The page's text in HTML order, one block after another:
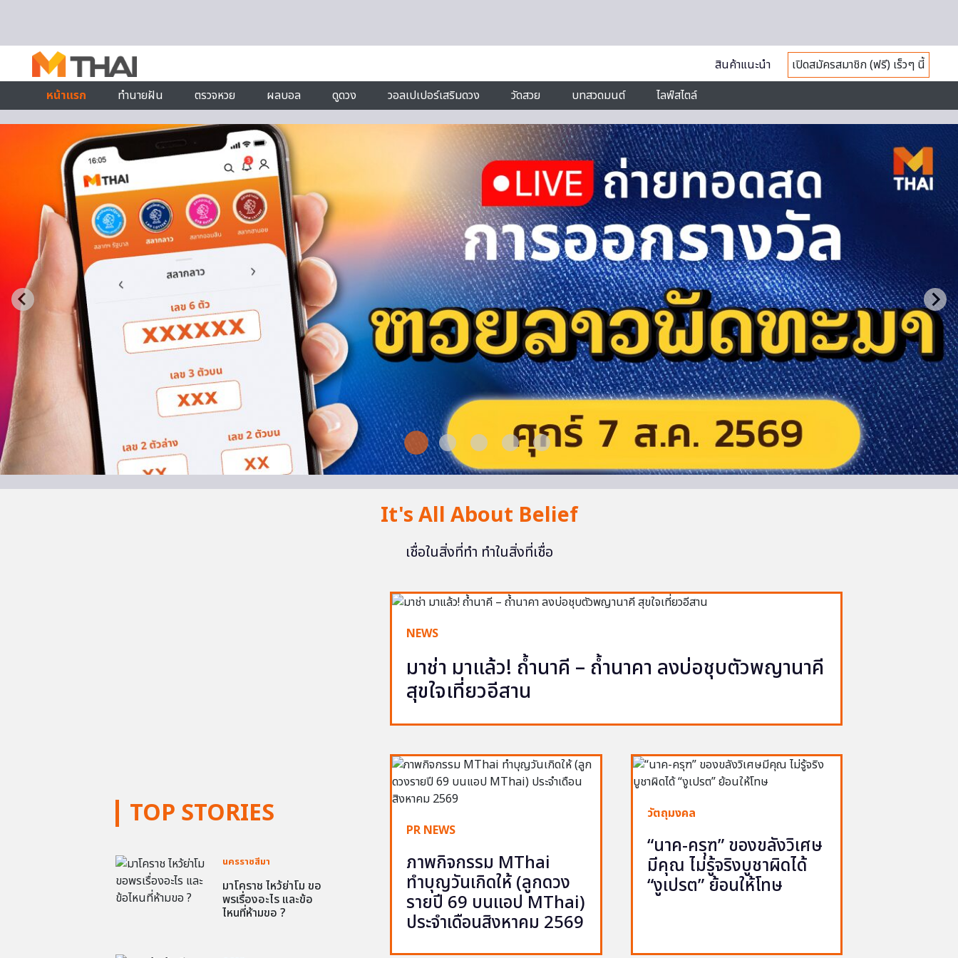
สินค้าแนะนำ
เปิดสมัครสมาชิก (ฟรี) เร็วๆ นี้
หน้าแรก
ทำนายฝัน ตรวจหวย ผลบอล ดูดวง วอลเปเปอร์เสริมดวง วัดสวย บทสวดมนต์ ไลฟ์สไตล์
It's All About Belief
เชื่อในสิ่งที่ทำ ทำในสิ่งที่เชื่อ
TOP STORIES
นครราชสีมา
มาโคราช ไหว้ย่าโม ขอ
พรเรื่องอะไร และข้อ
ไหนที่ห้ามขอ ?
NEWS
มาช่า มาแล้ว! ถ้ำนาคี – ถ้ำนาคา ลงบ่อชุบตัวพญานาคี
สุขใจเที่ยวอีสาน
PR NEWS
ภาพกิจกรรม MThai
ทำบุญวันเกิดให้ (ลูกดวง
รายปี 69 บนแอป MThai)
ประจำเดือนสิงหาคม 2569
วัตถุมงคล
“นาค-ครุฑ” ของขลังวิเศษ
มีคุณ ไม่รู้จริงบูชาผิดได้
“งูเปรต” ย้อนให้โทษ